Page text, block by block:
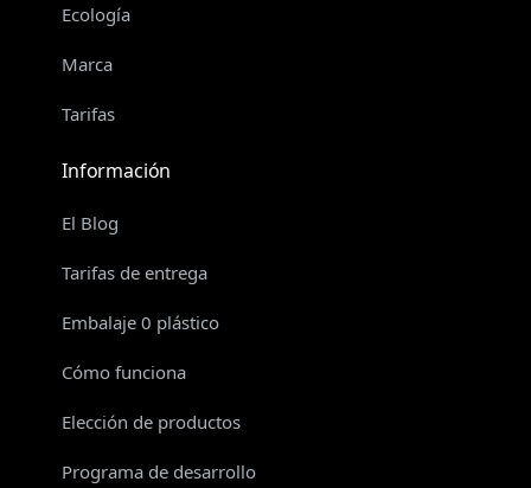
Ecología
Marca
Tarifas
Información
El Blog
Tarifas de entrega
Embalaje 0 plástico
Cómo funciona
Elección de productos
Programa de desarrollo